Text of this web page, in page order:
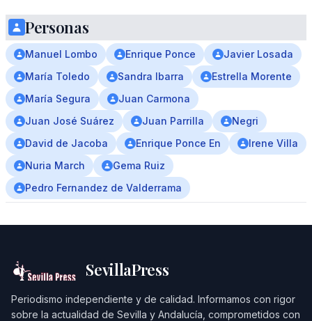
Personas
Manuel Lombo Enrique Ponce
Javier Losada
María Toledo
Sandra Ibarra
Estrella Morente
María Segura
Juan Carmona
Juan José Suárez
Juan Parrilla
Negri
David de Jacoba
Enrique Ponce En
Irene Villa
Nuria March
Gema Ruiz
Pedro Fernandez de Valderrama
SevillaPress
Periodismo independiente y de calidad. Informamos con rigor
sobre la actualidad de Sevilla y Andalucía, comprometidos con